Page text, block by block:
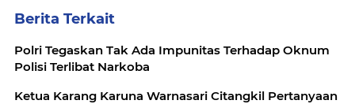
Berita Terkait
Polri Tegaskan Tak Ada Impunitas Terhadap Oknum
Polisi Terlibat Narkoba
Ketua Karang Karuna Warnasari Citangkil Pertanyaan